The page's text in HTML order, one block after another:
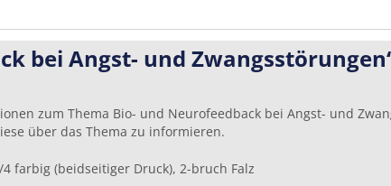
bei Angst- und
zum Thema Bio- und Neurofeedback bei Angst- und
über das Thema zu informieren.
farbig (beidseitiger Druck), 2-bruch Falz